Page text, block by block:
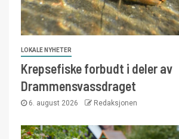
LOKALE NYHETER
Krepsefiske forbudt i deler av
Drammensvassdraget
6. august 2026 Redaksjonen